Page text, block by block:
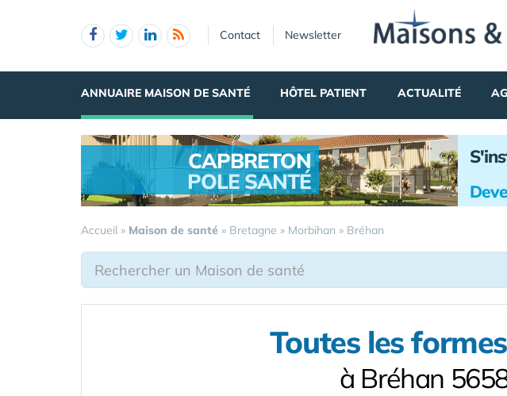
Contact Newsletter
ANNUAIRE MAISON DE SANTÉ HÔTEL PATIENT ACTUALITÉ
CAPBRETON
POLE SANTÉ
Accueil » Maison de santé » Bretagne » Morbihan » Bréhan
Toutes les
à Bréhan